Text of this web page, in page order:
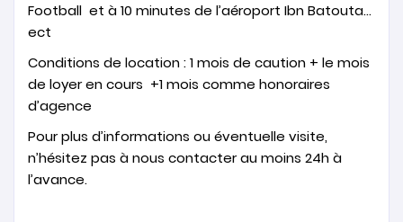
Football et à 10 minutes de l’aéroport Ibn Batouta…
ect
Conditions de location : 1 mois de caution + le mois
de loyer en cours +1 mois comme honoraires
d’agence
Pour plus d’informations ou éventuelle visite,
n’hésitez pas à nous contacter au moins 24h à
l’avance.